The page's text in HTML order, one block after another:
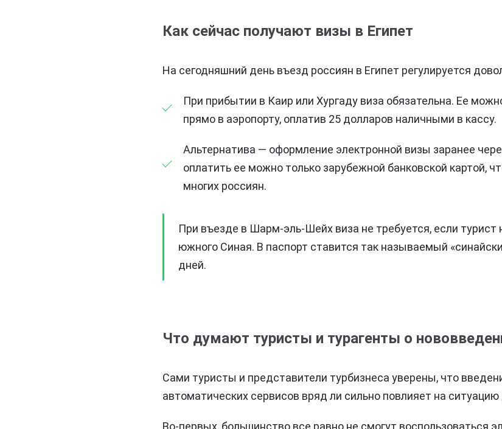
Как сейчас получают визы в Египет
На сегодняшний день въезд россиян в Египет регулируется
При прибытии в Каир или Хургаду виза обязательна. Ее
прямо в аэропорту, оплатив 25 долларов наличными в кассу.
Альтернатива — оформление электронной визы заранее
оплатить ее можно только зарубежной банковской картой,
многих россиян.
При въезде в Шарм-эль-Шейх виза не требуется, если турист
южного Синая. В паспорт ставится так называемый
дней.
Что думают туристы и турагенты о
Сами туристы и представители турбизнеса уверены, что
автоматических сервисов вряд ли сильно повлияет на ситуацию
Во-первых, большинство все равно не смогут воспользоваться